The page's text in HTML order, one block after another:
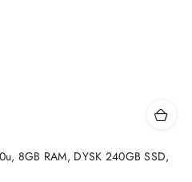
8GB RAM, DYSK 240GB SSD,